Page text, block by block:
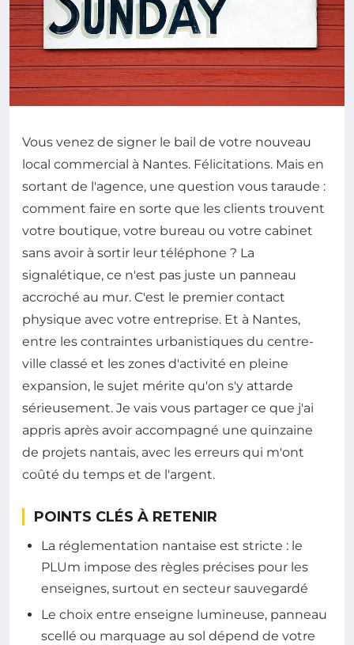
Vous venez de signer le bail de votre nouveau
local commercial à Nantes. Félicitations. Mais en
sortant de l'agence, une question vous taraude :
comment faire en sorte que les clients trouvent
votre boutique, votre bureau ou votre cabinet
sans avoir à sortir leur téléphone ? La
signalétique, ce n'est pas juste un panneau
accroché au mur. C'est le premier contact
physique avec votre entreprise. Et à Nantes,
entre les contraintes urbanistiques du centre-
ville classé et les zones d'activité en pleine
expansion, le sujet mérite qu'on s'y attarde
sérieusement. Je vais vous partager ce que j'ai
appris après avoir accompagné une quinzaine
de projets nantais, avec les erreurs qui m'ont
coûté du temps et de l'argent.
POINTS CLÉS À RETENIR
La réglementation nantaise est stricte : le
PLUm impose des règles précises pour les
enseignes, surtout en secteur sauvegardé
Le choix entre enseigne lumineuse, panneau
scellé ou marquage au sol dépend de votre